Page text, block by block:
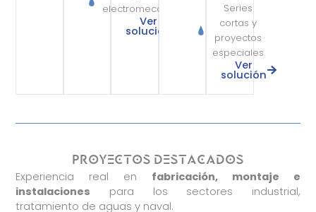
electromecánica
Ver
solución
Series
cortas y
proyectos
especiales
Ver
solución
Proyectos destacados
Experiencia real en fabricación, montaje e
instalaciones para los sectores industrial,
tratamiento de aguas y naval.
Nombre *